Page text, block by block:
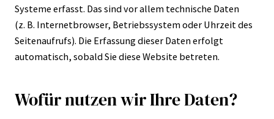
Systeme erfasst. Das sind vor allem technische Daten
(z. B. Internetbrowser, Betriebssystem oder Uhrzeit des
Seitenaufrufs). Die Erfassung dieser Daten erfolgt
automatisch, sobald Sie diese Website betreten.
Wofür nutzen wir Ihre Daten?